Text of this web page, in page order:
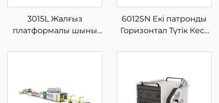
3015L Жалғыз
платформалы шыны
машинасы
6012SN Екі патронды
Горизонтал Түтік Кесу
Автоматты Жүктеумен